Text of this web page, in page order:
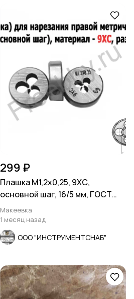
299 ₽
Плашка М1,2х0,25, 9ХС,
основной шаг, 16/5 мм, ГОСТ
7740-71.
Макеевка
1 месяц назад
ООО "ИНСТРУМЕНТСНАБ"